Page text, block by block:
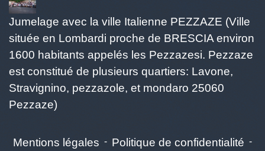
Jumelage avec la ville Italienne PEZZAZE (Ville
située en Lombardi proche de BRESCIA environ
1600 habitants appelés les Pezzazesi. Pezzaze
est constitué de plusieurs quartiers: Lavone,
Stravignino, pezzazole, et mondaro 25060
Pezzaze)
Mentions légales - Politique de confidentialité -